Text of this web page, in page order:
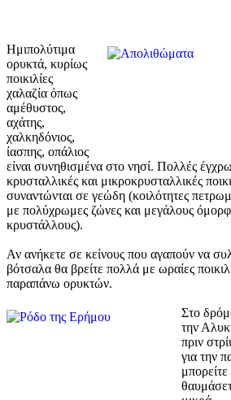
Ημιπολύτιμα
ορυκτά, κυρίως
ποικιλίες
χαλαζία όπως
αμέθυστος,
αχάτης,
χαλκηδόνιος,
ίασπης, οπάλιος
είναι συνηθισμένα στο νησί. Πολλές
κρυσταλλικές και μικροκρυσταλλικές
συναντώνται σε γεώδη (κοιλότητες
με πολύχρωμες ζώνες και μεγάλους
κρυστάλλους).
Αν ανήκετε σε κείνους που αγαπούν να
βότσαλα θα βρείτε πολλά με ωραίες
παραπάνω ορυκτών.
Στο
την
πριν
για την
μπορείτε